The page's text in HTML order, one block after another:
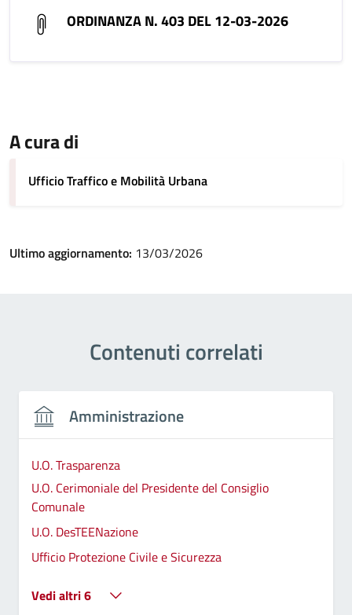
ORDINANZA N. 403 DEL 12-03-2026
A cura di
Ufficio Traffico e Mobilità Urbana
Ultimo aggiornamento: 13/03/2026
Contenuti correlati
Amministrazione
U.O. Trasparenza
U.O. Cerimoniale del Presidente del Consiglio
Comunale
U.O. DesTEENazione
Ufficio Protezione Civile e Sicurezza
Vedi altri 6